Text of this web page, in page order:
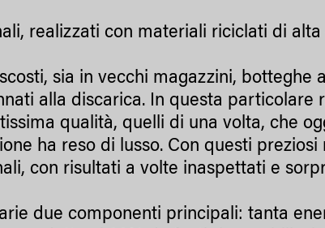
realizzati con materiali riciclati di alta
sia in vecchi magazzini, botteghe
alla discarica. In questa particolare
qualità, quelli di una volta, che
ha reso di lusso. Con questi preziosi
con risultati a volte inaspettati e
due componenti principali: tanta